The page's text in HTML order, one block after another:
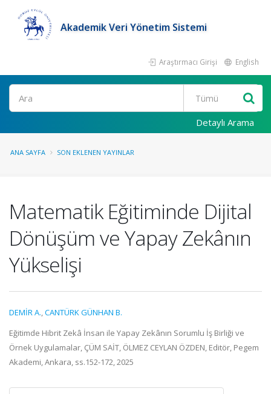
Akademik Veri Yönetim Sistemi
Araştırmacı Girişi English
Ara
Detaylı Arama
ANA SAYFA SON EKLENEN YAYINLAR
Matematik Eğitiminde Dijital
Dönüşüm ve Yapay Zekânın
Yükselişi
DEMİR A.,CANTÜRK GÜNHAN B.
Eğitimde Hibrit Zekâ İnsan ile Yapay Zekânın Sorumlu İş Birliği ve
Örnek Uygulamalar, ÇÜM SAİT, ÖLMEZ CEYLAN ÖZDEN, Editör, Pegem
Akademi, Ankara, ss.152-172, 2025